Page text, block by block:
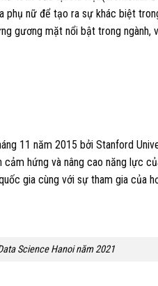
nữ để tạo ra sự khác biệt
gương mặt nổi bật trong ngành,
11 năm 2015 bởi Stanford
hứng và nâng cao năng lực
gia cùng với sự tham gia của
Science Hanoi năm 2021